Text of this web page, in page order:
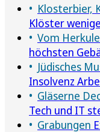
Klosterbier,
Klöster
Vom
höchsten
Jüdisches
Insolvenz
Gläserne
Tech und IT
Grabungen